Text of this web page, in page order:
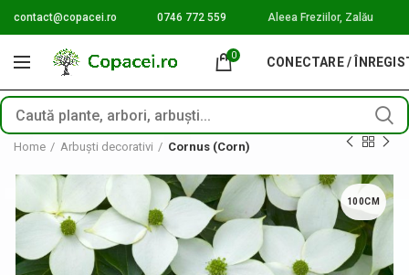
contact@copacei.ro 0746 772 559 Aleea Freziilor, Zalău
0 CONECTARE /
Home Arbuști decorativi Cornus (Corn)
100CM